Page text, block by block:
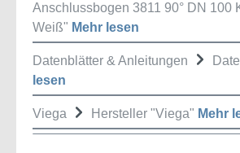
Anschlussbogen 3811 90° DN 100
Weiß" Mehr lesen
Datenblätter & Anleitungen
lesen
Viega Hersteller "Viega" Mehr